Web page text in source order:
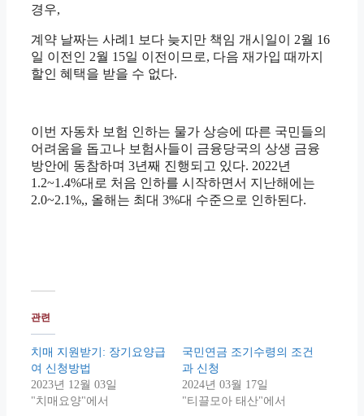
경우,
계약 날짜는 사례1 보다 늦지만 책임 개시일이 2월 16
일 이전인 2월 15일 이전이므로, 다음 재가입 때까지
할인 혜택을 받을 수 없다.
이번 자동차 보험 인하는 물가 상승에 따른 국민들의
어려움을 돕고나 보험사들이 금융당국의 상생 금융
방안에 동참하며 3년째 진행되고 있다. 2022년
1.2~1.4%대로 처음 인하를 시작하면서 지난해에는
2.0~2.1%,, 올해는 최대 3%대 수준으로 인하된다.
관련
치매 지원받기: 장기요양급
여 신청방법
2023년 12월 03일
"치매요양"에서
국민연금 조기수령의 조건
과 신청
2024년 03월 17일
"티끌모아 태산"에서